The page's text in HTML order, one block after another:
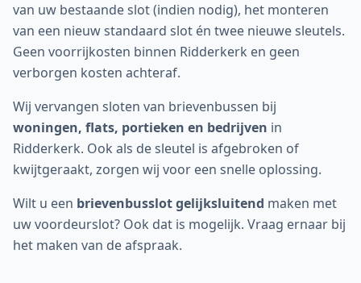
van uw bestaande slot (indien nodig), het monteren
van een nieuw standaard slot én twee nieuwe sleutels.
Geen voorrijkosten binnen Ridderkerk en geen
verborgen kosten achteraf.
Wij vervangen sloten van brievenbussen bij
woningen, flats, portieken en bedrijven in
Ridderkerk. Ook als de sleutel is afgebroken of
kwijtgeraakt, zorgen wij voor een snelle oplossing.
Wilt u een brievenbusslot gelijksluitend maken met
uw voordeurslot? Ook dat is mogelijk. Vraag ernaar bij
het maken van de afspraak.